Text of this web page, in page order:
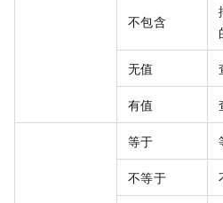
不包含
无值
有值
等于
不等于